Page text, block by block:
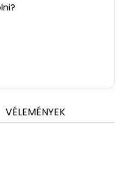
VÉLEMÉNYEK